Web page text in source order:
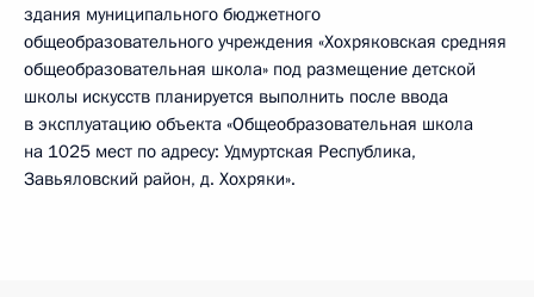
здания муниципального бюджетного
общеобразовательного учреждения «Хохряковская средняя
общеобразовательная школа» под размещение детской
школы искусств планируется выполнить после ввода
в эксплуатацию объекта «Общеобразовательная школа
на 1025 мест по адресу: Удмуртская Республика,
Завьяловский район, д. Хохряки».